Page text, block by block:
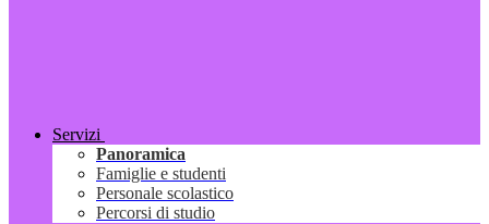
Servizi
Panoramica
Famiglie e studenti
Personale scolastico
Percorsi di studio